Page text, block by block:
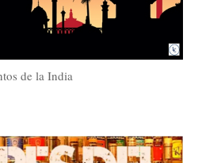
de la India